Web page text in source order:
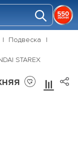
Подвеска
STAREX